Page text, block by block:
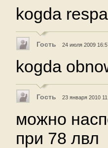
kogda
Гость 24 июля 2009
kogda
Гость 23 января 2010
можно
при 78 лвл